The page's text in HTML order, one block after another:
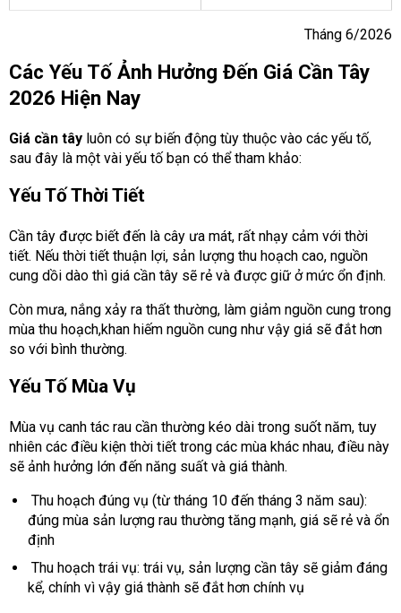
Tháng 6/2026
Các Yếu Tố Ảnh Hưởng Đến Giá Cần Tây
2026 Hiện Nay
Giá cần tây luôn có sự biến động tùy thuộc vào các yếu tố,
sau đây là một vài yếu tố bạn có thể tham khảo:
Yếu Tố Thời Tiết
Cần tây được biết đến là cây ưa mát, rất nhạy cảm với thời
tiết. Nếu thời tiết thuận lợi, sản lượng thu hoạch cao, nguồn
cung dồi dào thì giá cần tây sẽ rẻ và được giữ ở mức ổn định.
Còn mưa, nắng xảy ra thất thường, làm giảm nguồn cung trong
mùa thu hoạch,khan hiếm nguồn cung như vậy giá sẽ đắt hơn
so với bình thường.
Yếu Tố Mùa Vụ
Mùa vụ canh tác rau cần thường kéo dài trong suốt năm, tuy
nhiên các điều kiện thời tiết trong các mùa khác nhau, điều này
sẽ ảnh hưởng lớn đến năng suất và giá thành.
Thu hoạch đúng vụ (từ tháng 10 đến tháng 3 năm sau):
đúng mùa sản lượng rau thường tăng mạnh, giá sẽ rẻ và ổn
định
Thu hoạch trái vụ: trái vụ, sản lượng cần tây sẽ giảm đáng
kể, chính vì vậy giá thành sẽ đắt hơn chính vụ